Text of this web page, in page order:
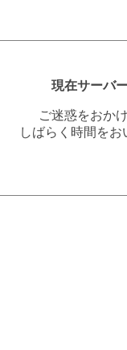
現在サーバ
ご迷惑をおか
しばらく時間を